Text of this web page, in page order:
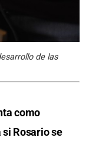
de las
como
Rosario se